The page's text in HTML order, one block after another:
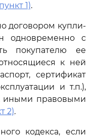
1).
договором купли-
одновременно с
покупателю ее
к ней
сертификат
и т.п.),
иными правовыми
2).
кодекса, если